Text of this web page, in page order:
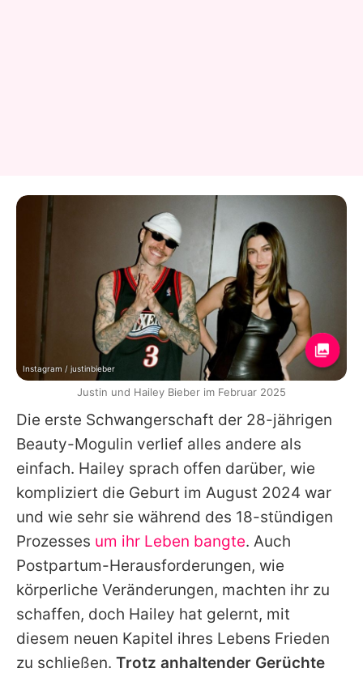
Die erste Schwangerschaft der 28-jährigen
Beauty-Mogulin verlief alles andere als
einfach. Hailey sprach offen darüber, wie
kompliziert die Geburt im August 2024 war
und wie sehr sie während des 18-stündigen
Prozesses um ihr Leben bangte. Auch
Postpartum-Herausforderungen, wie
körperliche Veränderungen, machten ihr zu
schaffen, doch Hailey hat gelernt, mit
diesem neuen Kapitel ihres Lebens Frieden
zu schließen. Trotz anhaltender Gerüchte
Instagram / justinbieber
Justin und Hailey Bieber im Februar 2025